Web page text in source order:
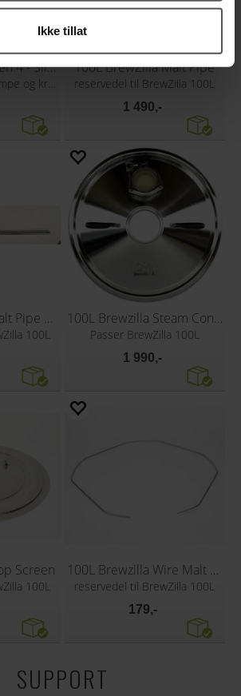
Ikke tillat
100L BrewZilla Gen 4 - Slicone Tube Kit 100L BrewZilla Malt Pipe
reservedel til BrewZilla 100L
1 490,-
100L Brewzilla Malt Pipe Handle
100L
100L Brewzilla Steam Condenser Lid
Passer BrewZilla 100L
1 990,-
Screen
100L
100L Brewzilla Wire Malt Pipe Support
reservedel til BrewZilla 100L
179,-
SUPPORT